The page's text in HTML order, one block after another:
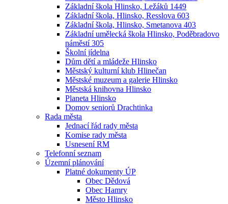
Základní škola Hlinsko, Ležáků 1449
Základní škola, Hlinsko, Resslova 603
Základní škola, Hlinsko, Smetanova 403
Základní umělecká škola Hlinsko, Poděbradovo
náměstí 305
Školní jídelna
Dům dětí a mládeže Hlinsko
Městský kulturní klub Hlinečan
Městské muzeum a galerie Hlinsko
Městská knihovna Hlinsko
Planeta Hlinsko
Domov seniorů Drachtinka
Rada města
Jednací řád rady města
Komise rady města
Usnesení RM
Telefonní seznam
Územní plánování
Platné dokumenty ÚP
Obec Dědová
Obec Hamry
Město Hlinsko